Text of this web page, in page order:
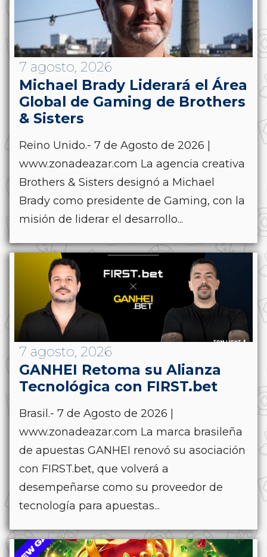
7 agosto, 2026
Michael Brady Liderará el Área
Global de Gaming de Brothers
& Sisters
Reino Unido.- 7 de Agosto de 2026 |
www.zonadeazar.com La agencia creativa
Brothers & Sisters designó a Michael
Brady como presidente de Gaming, con la
misión de liderar el desarrollo...
7 agosto, 2026
GANHEI Retoma su Alianza
Tecnológica con FIRST.bet
Brasil.- 7 de Agosto de 2026 |
www.zonadeazar.com La marca brasileña
de apuestas GANHEI renovó su asociación
con FIRST.bet, que volverá a
desempeñarse como su proveedor de
tecnología para apuestas...